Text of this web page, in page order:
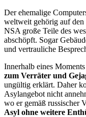
Der ehemalige
weltweit gehörig auf den
NSA große Teile des
abschöpft. Sogar
und vertrauliche
Innerhalb eines
zum Verräter und
ungültig erklärt. Daher
Asylangebot nicht
wo er gemäß russischer
Asyl ohne weitere